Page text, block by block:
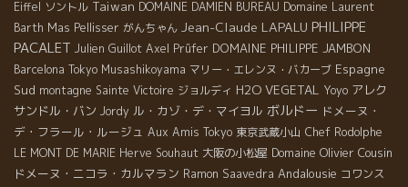
Eiffel ソントル Taiwan DOMAINE DAMIEN BUREAU Domaine Laurent
Barth Mas Pellisser がんちゃん Jean-Claude LAPALU PHILIPPE
PACALET Julien Guillot Axel Prüfer DOMAINE PHILIPPE JAMBON
Barcelona Tokyo Musashikoyama マリー・エレンヌ・バカーブ Espagne
Sud montagne Sainte Victoire ジョルディ H2O VEGETAL Yoyo アレク
サンドル・バン Jordy ル・カゾ・デ・マイヨル ボルドー ドメーヌ・
デ・フラール・ルージュ Aux Amis Tokyo 東京武蔵小山 Chef Rodolphe
LE MONT DE MARIE Herve Souhaut 大阪の小松屋 Domaine Olivier Cousin
ドメーヌ・ニコラ・カルマラン Ramon Saavedra Andalousie コワンス